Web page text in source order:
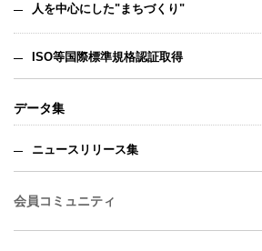
人を中心にした"まちづくり"
ISO等国際標準規格認証取得
データ集
ニュースリリース集
会員コミュニティ